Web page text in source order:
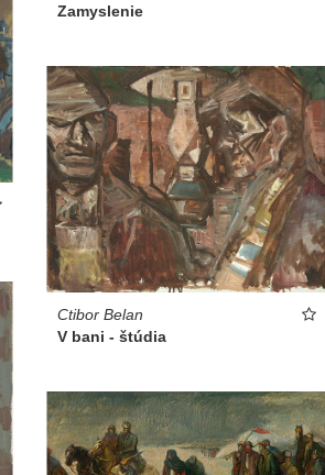
Zamyslenie
Ctibor Belan
V bani - štúdia